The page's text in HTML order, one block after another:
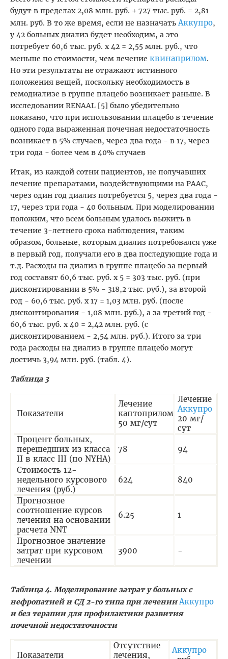
будут в пределах 2,08 млн. руб. + 727 тыс. руб. = 2,81
млн. руб. В то же время, если не назначатьАккупро,
у 42 больных диализ будет необходим, а это
потребует 60,6 тыс. руб. х 42 = 2,55 млн. руб., что
меньше по стоимости, чем лечение квинаприлом.
Но эти результаты не отражают истинного
положения вещей, поскольку необходимость в
гемодиализе в группе плацебо возникает раньше. В
исследовании RENAAL [5] было убедительно
показано, что при использовании плацебо в течение
одного года выраженная почечная недостаточность
возникает в 5% случаев, через два года - в 17, через
три года - более чем в 40% случаев
Итак, из каждой сотни пациентов, не получавших
лечение препаратами, воздействующими на РААС,
через один год диализ потребуется 5, через два года -
17, через три года - 40 больным. При моделировании
положим, что всем больным удалось выжить в
течение 3-летнего срока наблюдения, таким
образом, больные, которым диализ потребовался уже
в первый год, получали его в два последующие года и
т.д. Расходы на диализ в группе плацебо за первый
год составят 60,6 тыс. руб. х 5 = 303 тыс. руб. (при
дисконтировании в 5% - 318,2 тыс. руб.), за второй
год - 60,6 тыс. руб. х 17 = 1,03 млн. руб. (после
дисконтирования - 1,08 млн. руб.), а за третий год -
60,6 тыс. руб. х 40 = 2,42 млн. руб. (с
дисконтированием - 2,54 млн. руб.). Итого за три
года расходы на диализ в группе плацебо могут
достичь 3,94 млн. руб. (табл. 4).
Таблица 3
Показатели
Лечение
каптоприлом
50 мг/сут
Лечение
Аккупро
20 мг/
сут
Процент больных,
перешедших из класса
II в класс III (по NYHA)
78 94
Стоимость 12-
недельного курсового
лечения (руб.)
624 840
Прогнозное
соотношение курсов
лечения на основании
расчета NNT
6.25 1
Прогнозное значение
затрат при курсовом
лечении
3900 -
Таблица 4. Моделирование затрат у больных с
нефропатией и СД 2-го типа при леченииАккупро
и без терапии для профилактики развития
почечной недостаточности
Показатели
Отсутствие
лечения,
Аккупро